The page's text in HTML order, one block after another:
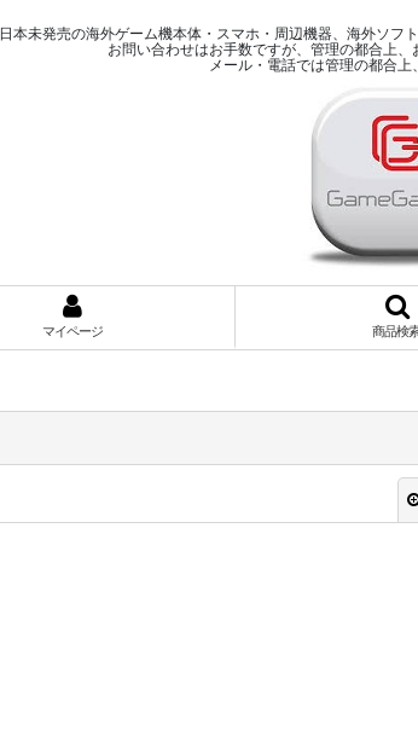
日本未発売の海外ゲーム機本体・スマホ・周辺機器、海外ソフ
お問い合わせはお手数ですが、管理の都合上、
メール・電話では管理の都合上
マイページ 商品検